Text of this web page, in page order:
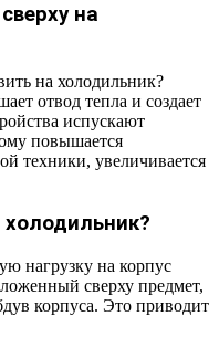
на
на холодильник?
отвод тепла и создает
испускают
повышается
техники, увеличивается
нагрузку на корпус
сверху предмет,
корпуса. Это приводит